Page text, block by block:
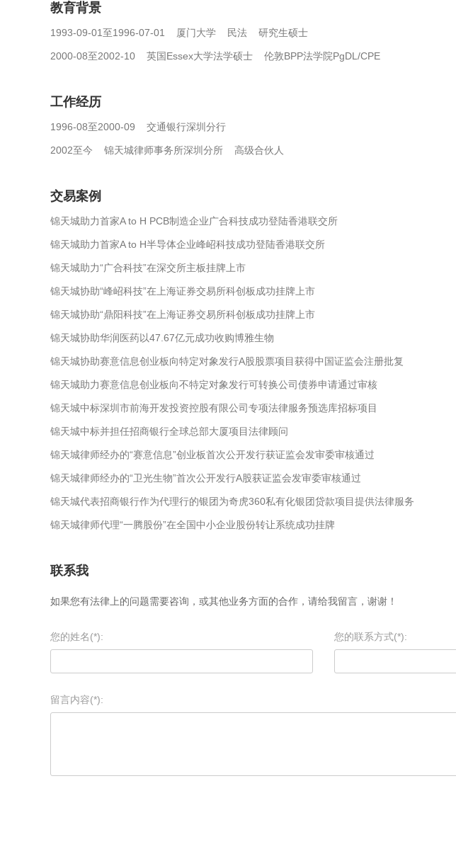
教育背景
1993-09-01至1996-07-01 厦门大学 民法 研究生硕士
2000-08至2002-10 英国Essex大学法学硕士 伦敦BPP法学院PgDL/CPE
工作经历
1996-08至2000-09 交通银行深圳分行
2002至今 锦天城律师事务所深圳分所 高级合伙人
交易案例
锦天城助力首家A to H PCB制造企业广合科技成功登陆香港联交所
锦天城助力首家A to H半导体企业峰岹科技成功登陆香港联交所
锦天城助力“广合科技”在深交所主板挂牌上市
锦天城协助“峰岹科技”在上海证券交易所科创板成功挂牌上市
锦天城协助“鼎阳科技”在上海证券交易所科创板成功挂牌上市
锦天城协助华润医药以47.67亿元成功收购博雅生物
锦天城协助赛意信息创业板向特定对象发行A股股票项目获得中国证监会注册批复
锦天城助力赛意信息创业板向不特定对象发行可转换公司债券申请通过审核
锦天城中标深圳市前海开发投资控股有限公司专项法律服务预选库招标项目
锦天城中标并担任招商银行全球总部大厦项目法律顾问
锦天城律师经办的“赛意信息”创业板首次公开发行获证监会发审委审核通过
锦天城律师经办的“卫光生物”首次公开发行A股获证监会发审委审核通过
锦天城代表招商银行作为代理行的银团为奇虎360私有化银团贷款项目提供法律服务
锦天城律师代理“一腾股份”在全国中小企业股份转让系统成功挂牌
联系我
如果您有法律上的问题需要咨询，或其他业务方面的合作，请给我留言，谢谢！
您的姓名(*): 您的联系方式(*):
留言内容(*):